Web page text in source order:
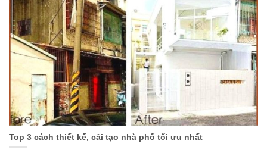
Top 3 cách thiết kế, cải tạo nhà phố tối ưu nhất